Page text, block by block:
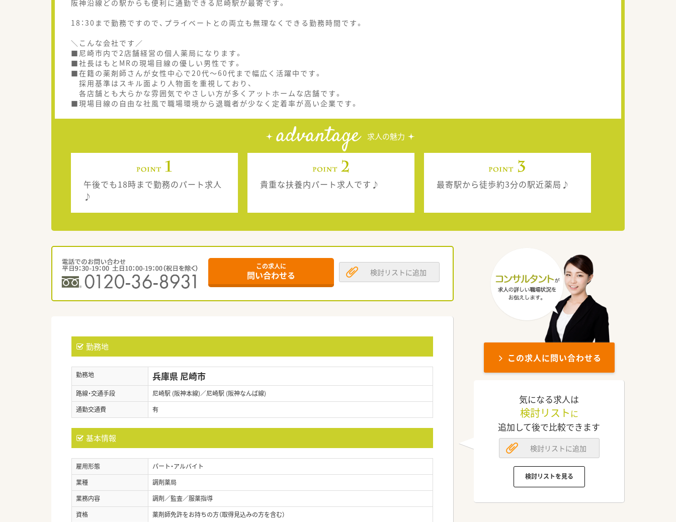
阪神沿線どの駅からも便利に通勤できる尼崎駅が最寄です。
18：30まで勤務ですので、プライベートとの両立も無理なくできる勤務時間です。
＼こんな会社です／
■尼崎市内で2店舗経営の個人薬局になります。
■社長はもとMRの現場目線の優しい男性です。
■在籍の薬剤師さんが女性中心で20代～60代まで幅広く活躍中です。
採用基準はスキル面より人物面を重視しており、
各店舗とも大らかな雰囲気でやさしい方が多くアットホームな店舗です。
■現場目線の自由な社風で職場環境から退職者が少なく定着率が高い企業です。
advantage 求人の魅力
午後でも18時まで勤務のパート求人
♪
貴重な扶養内パート求人です♪ 最寄駅から徒歩約3分の駅近薬局♪
この求人に
問い合わせる 検討リストに追加
勤務地
勤務地 兵庫県 尼崎市
路線・交通手段
尼崎駅 (阪神本線)／尼崎駅 (阪神なんば線)
通勤交通費
有
基本情報
雇用形態
パート・アルバイト
業種
調剤薬局
業務内容
調剤／監査／服薬指導
資格
薬剤師免許をお持ちの方（取得見込みの方を含む）
この求人に問い合わせる
気になる求人は
検討リスト に
追加して後で比較できます
検討リストに追加
検討リストを見る